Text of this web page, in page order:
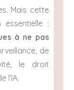
Mais cette
essentielle :
à ne pas
de
le droit
l’IA.